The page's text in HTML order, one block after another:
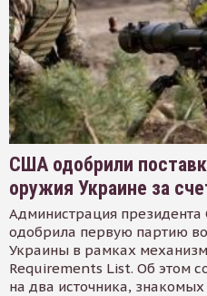
США одобрили
оружия Украине за
Администрация
одобрила первую партию
Украины в рамках
Requirements List. Об этом
на два источника, знакомых